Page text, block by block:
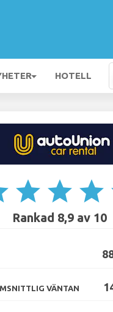
HOTELL
star star star
Rankad 8,9 av 10
VÄNTAN